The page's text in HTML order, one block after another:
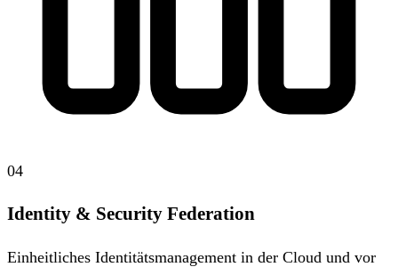
04
Identity & Security Federation
Einheitliches Identitätsmanagement in der Cloud und vor